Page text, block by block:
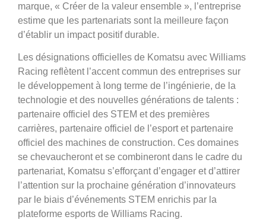
marque, « Créer de la valeur ensemble », l’entreprise
estime que les partenariats sont la meilleure façon
d’établir un impact positif durable.
Les désignations officielles de Komatsu avec Williams
Racing reflètent l’accent commun des entreprises sur
le développement à long terme de l’ingénierie, de la
technologie et des nouvelles générations de talents :
partenaire officiel des STEM et des premières
carrières, partenaire officiel de l’esport et partenaire
officiel des machines de construction. Ces domaines
se chevaucheront et se combineront dans le cadre du
partenariat, Komatsu s’efforçant d’engager et d’attirer
l’attention sur la prochaine génération d’innovateurs
par le biais d’événements STEM enrichis par la
plateforme esports de Williams Racing.